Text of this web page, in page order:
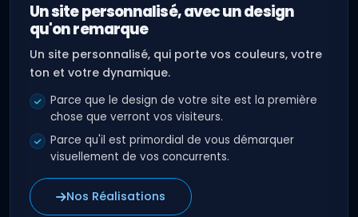
Un site personnalisé, avec un design
qu'on remarque
Un site personnalisé, qui porte vos couleurs, votre
ton et votre dynamique.
Parce que le design de votre site est la première
chose que verront vos visiteurs.
Parce qu'il est primordial de vous démarquer
visuellement de vos concurrents.
Nos Réalisations